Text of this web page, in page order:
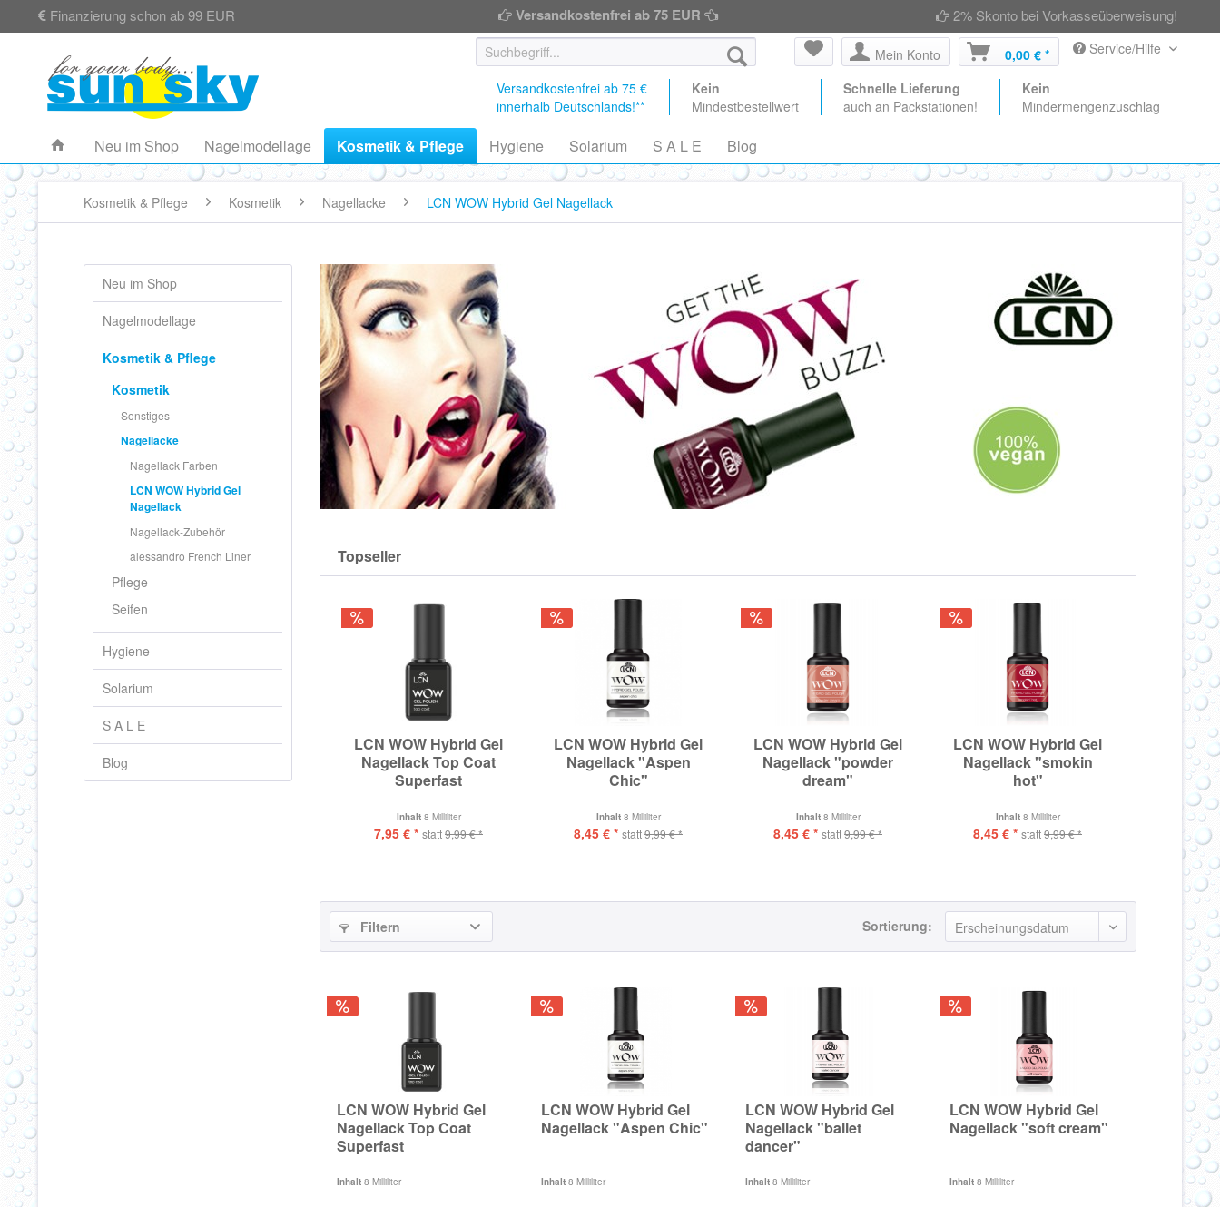
Finanzierung schon ab 99 EUR Versandkostenfrei ab 75 EUR 2% Skonto bei Vorkasseüberweisung!
Mein Konto 0,00 € * Service/Hilfe
Versandkostenfrei ab 75 €
innerhalb Deutschlands!**
Kein
Mindestbestellwert
Schnelle Lieferung
auch an Packstationen!
Kein
Mindermengenzuschlag
Neu im Shop Nagelmodellage Kosmetik & Pflege Hygiene Solarium S A L E Blog
Kosmetik & Pflege Kosmetik Nagellacke LCN WOW Hybrid Gel Nagellack
Neu im Shop
Nagelmodellage
Kosmetik & Pflege
Kosmetik
Sonstiges
Nagellacke
Nagellack Farben
LCN WOW Hybrid Gel
Nagellack
Nagellack-Zubehör
alessandro French Liner
Pflege
Seifen
Hygiene
Solarium
S A L E
Blog
Topseller
LCN WOW Hybrid Gel
Nagellack Top Coat
Superfast
Inhalt 8 Milliliter
7,95 € * statt9,99 € *
LCN WOW Hybrid Gel
Nagellack "Aspen
Chic"
Inhalt 8 Milliliter
8,45 € * statt9,99 € *
LCN WOW Hybrid Gel
Nagellack "powder
dream"
Inhalt 8 Milliliter
8,45 € * statt9,99 € *
LCN WOW Hybrid Gel
Nagellack "smokin
hot"
Inhalt 8 Milliliter
8,45 € * statt9,99 € *
LCN
8,45 € *
Filtern Sortierung:
LCN WOW Hybrid Gel
Nagellack Top Coat
Superfast
Inhalt 8 Milliliter
LCN WOW Hybrid Gel
Nagellack "Aspen Chic"
Inhalt 8 Milliliter
LCN WOW Hybrid Gel
Nagellack "ballet
dancer"
Inhalt 8 Milliliter
LCN WOW Hybrid Gel
Nagellack "soft cream"
Inhalt 8 Milliliter